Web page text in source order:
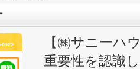
【㈱サニーハ
重要性を認識